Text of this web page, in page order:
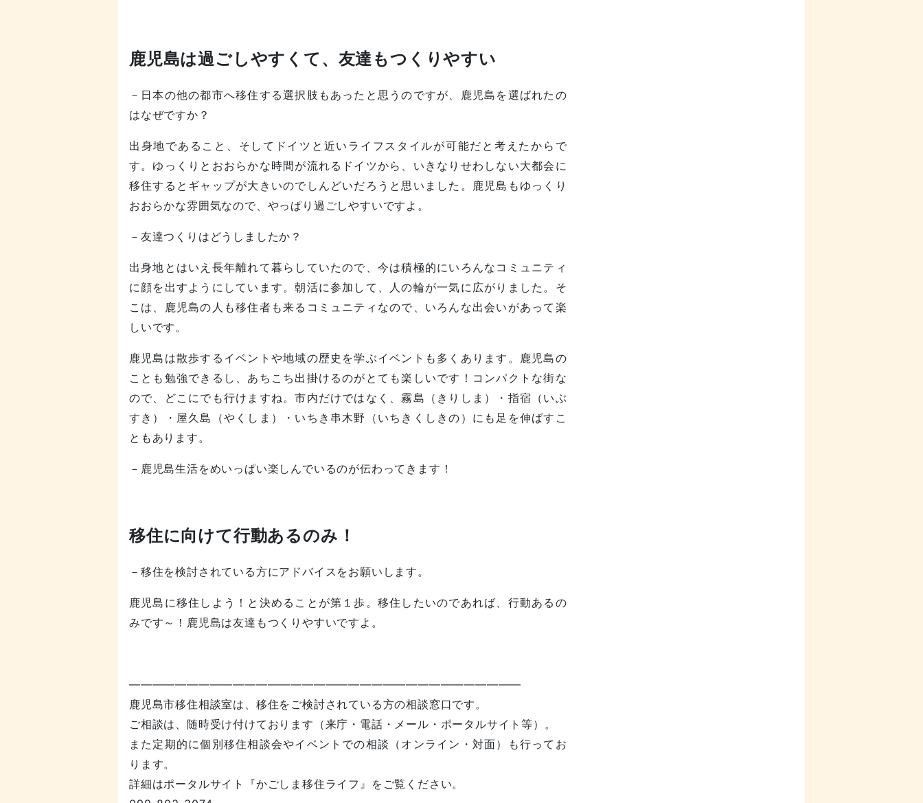
鹿児島は過ごしやすくて、友達もつくりやすい
－日本の他の都市へ移住する選択肢もあったと思うのですが、鹿児島を選ばれたの
はなぜですか？
出身地であること、そしてドイツと近いライフスタイルが可能だと考えたからで
す。ゆっくりとおおらかな時間が流れるドイツから、いきなりせわしない大都会に
移住するとギャップが大きいのでしんどいだろうと思いました。鹿児島もゆっくり
おおらかな雰囲気なので、やっぱり過ごしやすいですよ。
－友達つくりはどうしましたか？
出身地とはいえ長年離れて暮らしていたので、今は積極的にいろんなコミュニティ
に顔を出すようにしています。朝活に参加して、人の輪が一気に広がりました。そ
こは、鹿児島の人も移住者も来るコミュニティなので、いろんな出会いがあって楽
しいです。
鹿児島は散歩するイベントや地域の歴史を学ぶイベントも多くあります。鹿児島の
ことも勉強できるし、あちこち出掛けるのがとても楽しいです！コンパクトな街な
ので、どこにでも行けますね。市内だけではなく、霧島（きりしま）・指宿（いぶ
すき）・屋久島（やくしま）・いちき串木野（いちきくしきの）にも足を伸ばすこ
ともあります。
－鹿児島生活をめいっぱい楽しんでいるのが伝わってきます！
移住に向けて行動あるのみ！
－移住を検討されている方にアドバイスをお願いします。
鹿児島に移住しよう！と決めることが第１歩。移住したいのであれば、行動あるの
みです～！鹿児島は友達もつくりやすいですよ。
——————————————————————————————————
鹿児島市移住相談室は、移住をご検討されている方の相談窓口です。
ご相談は、随時受け付けております（来庁・電話・メール・ポータルサイト等）。
また定期的に個別移住相談会やイベントでの相談（オンライン・対面）も行ってお
ります。
詳細はポータルサイト『かごしま移住ライフ』をご覧ください。